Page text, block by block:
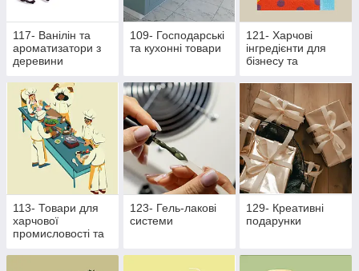
117- Ванілін та
ароматизатори з
деревини
109- Господарські
та кухонні товари
121- Харчові
інгредієнти для
бізнесу та
113- Товари для
харчової
промисловості та
бізнесу
123- Гель-лакові
системи
129- Креативні
подарунки